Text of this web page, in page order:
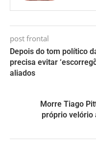
post frontal
Depois do tom político
precisa evitar
aliados
Morre Tiago
próprio velório